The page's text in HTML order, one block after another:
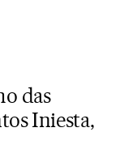
das
Iniesta,